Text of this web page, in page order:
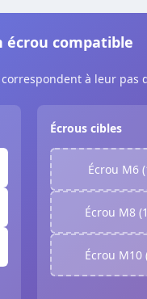
écrou compatible
à leur pas
Écrous cibles
Écrou M6
Écrou M8
Écrou M10